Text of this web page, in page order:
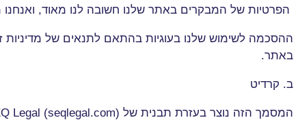
הפרטיות של המבקרים באתר שלנו חשובה לנו מאוד,
ההסכמה לשימוש שלנו בעוגיות בהתאם לתנאים של
באתר.
ב. קרדיט
המסמך הזה נוצר בעזרת תבנית של Legal (seqlegal.com)